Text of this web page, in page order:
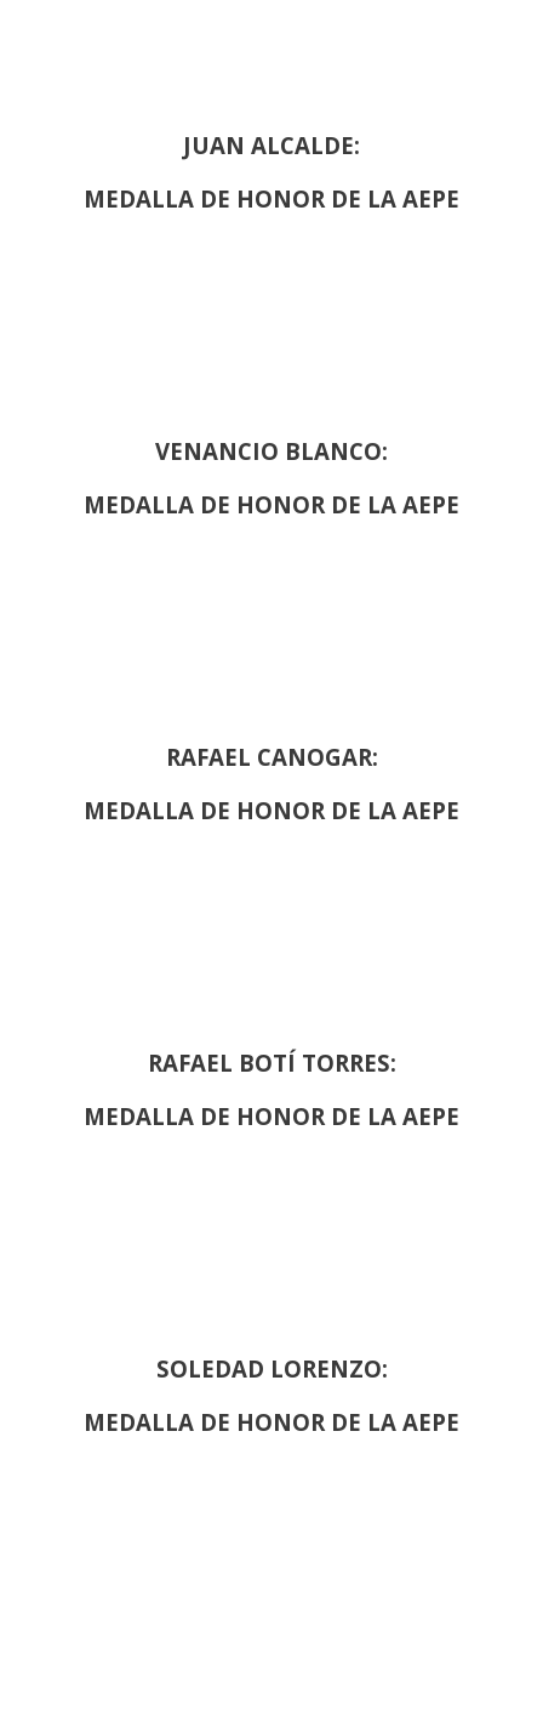
JUAN ALCALDE:
MEDALLA DE HONOR DE LA AEPE
VENANCIO BLANCO:
MEDALLA DE HONOR DE LA AEPE
RAFAEL CANOGAR:
MEDALLA DE HONOR DE LA AEPE
RAFAEL BOTÍ TORRES:
MEDALLA DE HONOR DE LA AEPE
SOLEDAD LORENZO:
MEDALLA DE HONOR DE LA AEPE